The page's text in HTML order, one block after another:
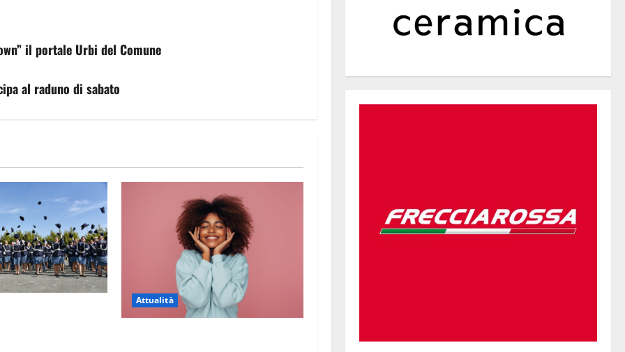
il portale Urbi del Comune
al raduno di sabato
Attualità